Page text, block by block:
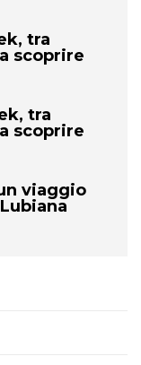
tra
scoprire
tra
scoprire
viaggio